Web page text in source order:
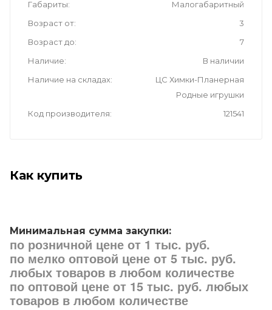
Габариты
Малогабаритный
Возраст от
3
Возраст до
7
Наличие
В наличии
Наличие на складах
ЦС Химки-Планерная
Родные игрушки
Код производителя
121541
Как купить
Минимальная сумма закупки:
по розничной цене от 1 тыс. руб.
по мелко оптовой цене от 5 тыс. руб.
любых товаров в любом количестве
по оптовой цене от 15 тыс. руб. любых
товаров в любом количестве